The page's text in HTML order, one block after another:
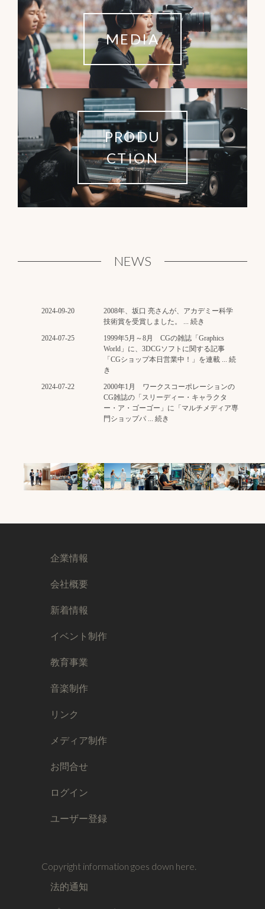
MEDIA
PRODU
CTION
NEWS
2024-09-20
2008年、坂口 亮さんが、アカデミー科学
技術賞を受賞しました。 ... 続き
2024-07-25
1999年5月～8月 CGの雑誌「Graphics
World」に、3DCGソフトに関する記事
「CGショップ本日営業中！」を連載 ... 続
き
2024-07-22
2000年1月 ワークスコーポレーションの
CG雑誌の「スリーディー・キャラクタ
ー・ア・ゴーゴー」に「マルチメディア専
門ショップパ ... 続き
企業情報
会社概要
新着情報
イベント制作
教育事業
音楽制作
リンク
メディア制作
お問合せ
ログイン
ユーザー登録
Copyright information goes down here.
法的通知